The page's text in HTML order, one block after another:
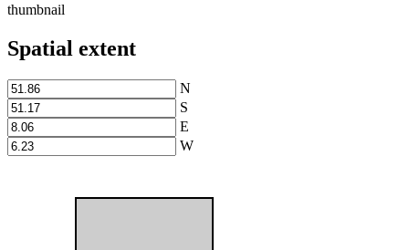
thumbnail
Spatial extent
N
S
E
W